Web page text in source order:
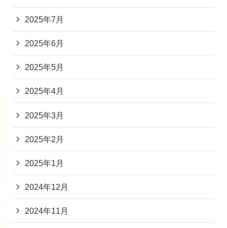
2025年7月
2025年6月
2025年5月
2025年4月
2025年3月
2025年2月
2025年1月
2024年12月
2024年11月